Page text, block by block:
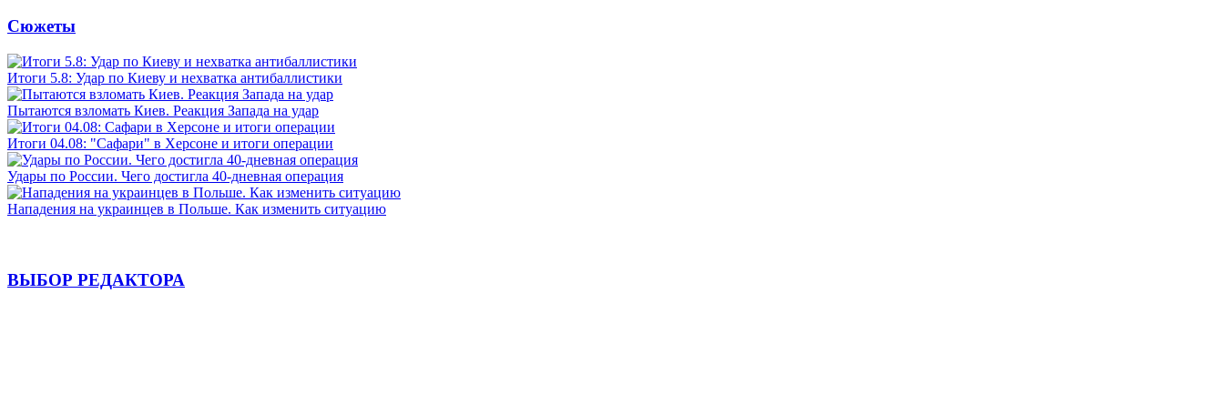
Сюжеты
Итоги 5.8: Удар по Киеву и нехватка антибаллистики
Пытаются взломать Киев. Реакция Запада на удар
Итоги 04.08: "Сафари" в Херсоне и итоги операции
Удары по России. Чего достигла 40-дневная операция
Нападения на украинцев в Польше. Как изменить ситуацию
ВЫБОР РЕДАКТОРА